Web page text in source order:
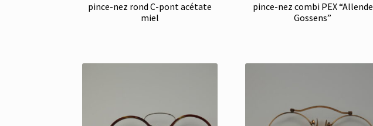
pince-nez rond C-pont acétate
miel
pince-nez combi PEX “Allende
Gossens”